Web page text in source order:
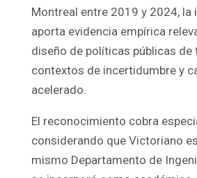
Montreal entre 2019 y 2024, la
aporta evidencia empírica
diseño de políticas públicas de
contextos de incertidumbre y
acelerado.
El reconocimiento cobra
considerando que Victoriano
mismo Departamento de